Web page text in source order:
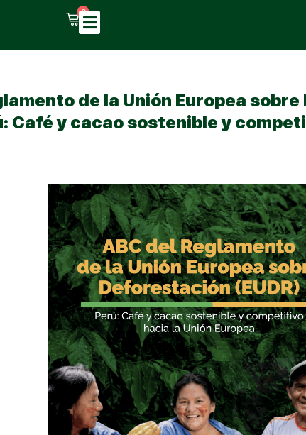
0
de la Unión Europea
Café y cacao sostenible y
Sign in
Don’t
Remember me